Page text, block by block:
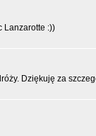
Lanzarotte :))
Dziękuję za